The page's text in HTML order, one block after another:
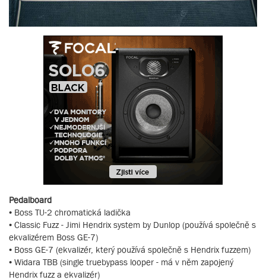
Pedalboard
• Boss TU-2 chromatická ladička
• Classic Fuzz - Jimi Hendrix system by Dunlop (používá společně s
ekvalizérem Boss GE-7)
• Boss GE-7 (ekvalizér, který používá společně s Hendrix fuzzem)
• Widara TBB (single truebypass looper - má v něm zapojený
Hendrix fuzz a ekvalizér)